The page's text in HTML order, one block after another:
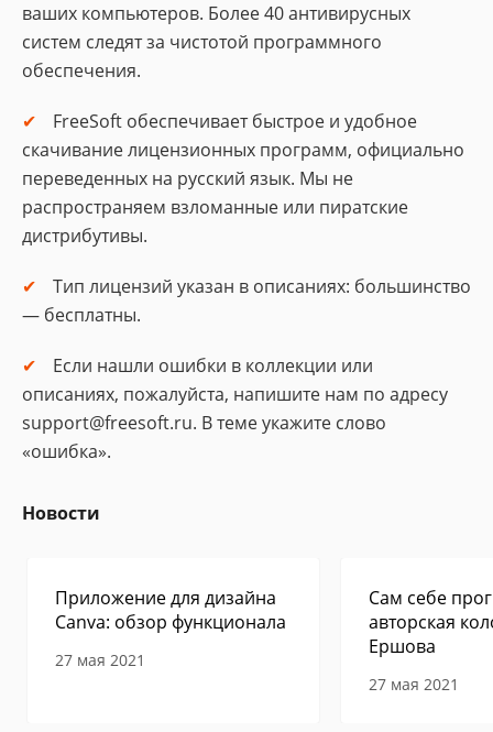
ваших компьютеров. Более 40 антивирусных
систем следят за чистотой программного
обеспечения.
FreeSoft обеспечивает быстрое и удобное
скачивание лицензионных программ, официально
переведенных на русский язык. Мы не
распространяем взломанные или пиратские
дистрибутивы.
Тип лицензий указан в описаниях: большинство
— бесплатны.
Если нашли ошибки в коллекции или
описаниях, пожалуйста, напишите нам по адресу
support@freesoft.ru. В теме укажите слово
«ошибка».
Новости
Приложение для дизайна
Canva: обзор функционала
27 мая 2021
Сам себе
авторская
Ершова
27 мая 2021